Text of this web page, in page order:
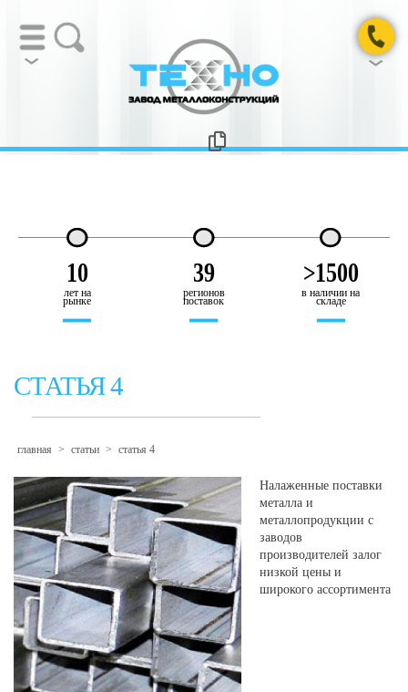
10
лет на
рынке
39
регионов
поставок
>1500
в наличии на
складе
СТАТЬЯ 4
главная > статьи > статья 4
Налаженные поставки
металла и
металлопродукции с
заводов
производителей залог
низкой цены и
широкого ассортимента